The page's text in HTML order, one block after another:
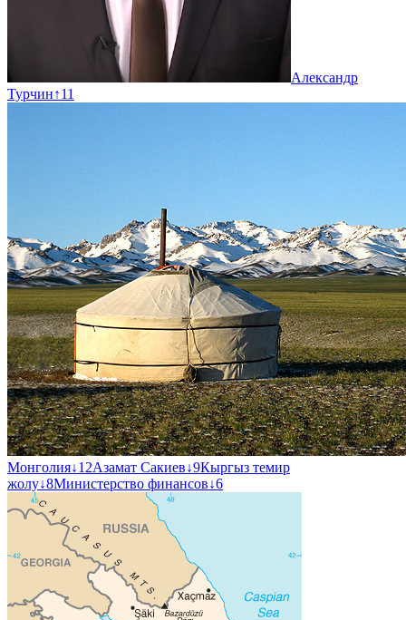
Александр
Турчин↑11
Монголия↓12Азамат Сакиев↓9Кыргыз темир
жолу↓8Министерство финансов↓6